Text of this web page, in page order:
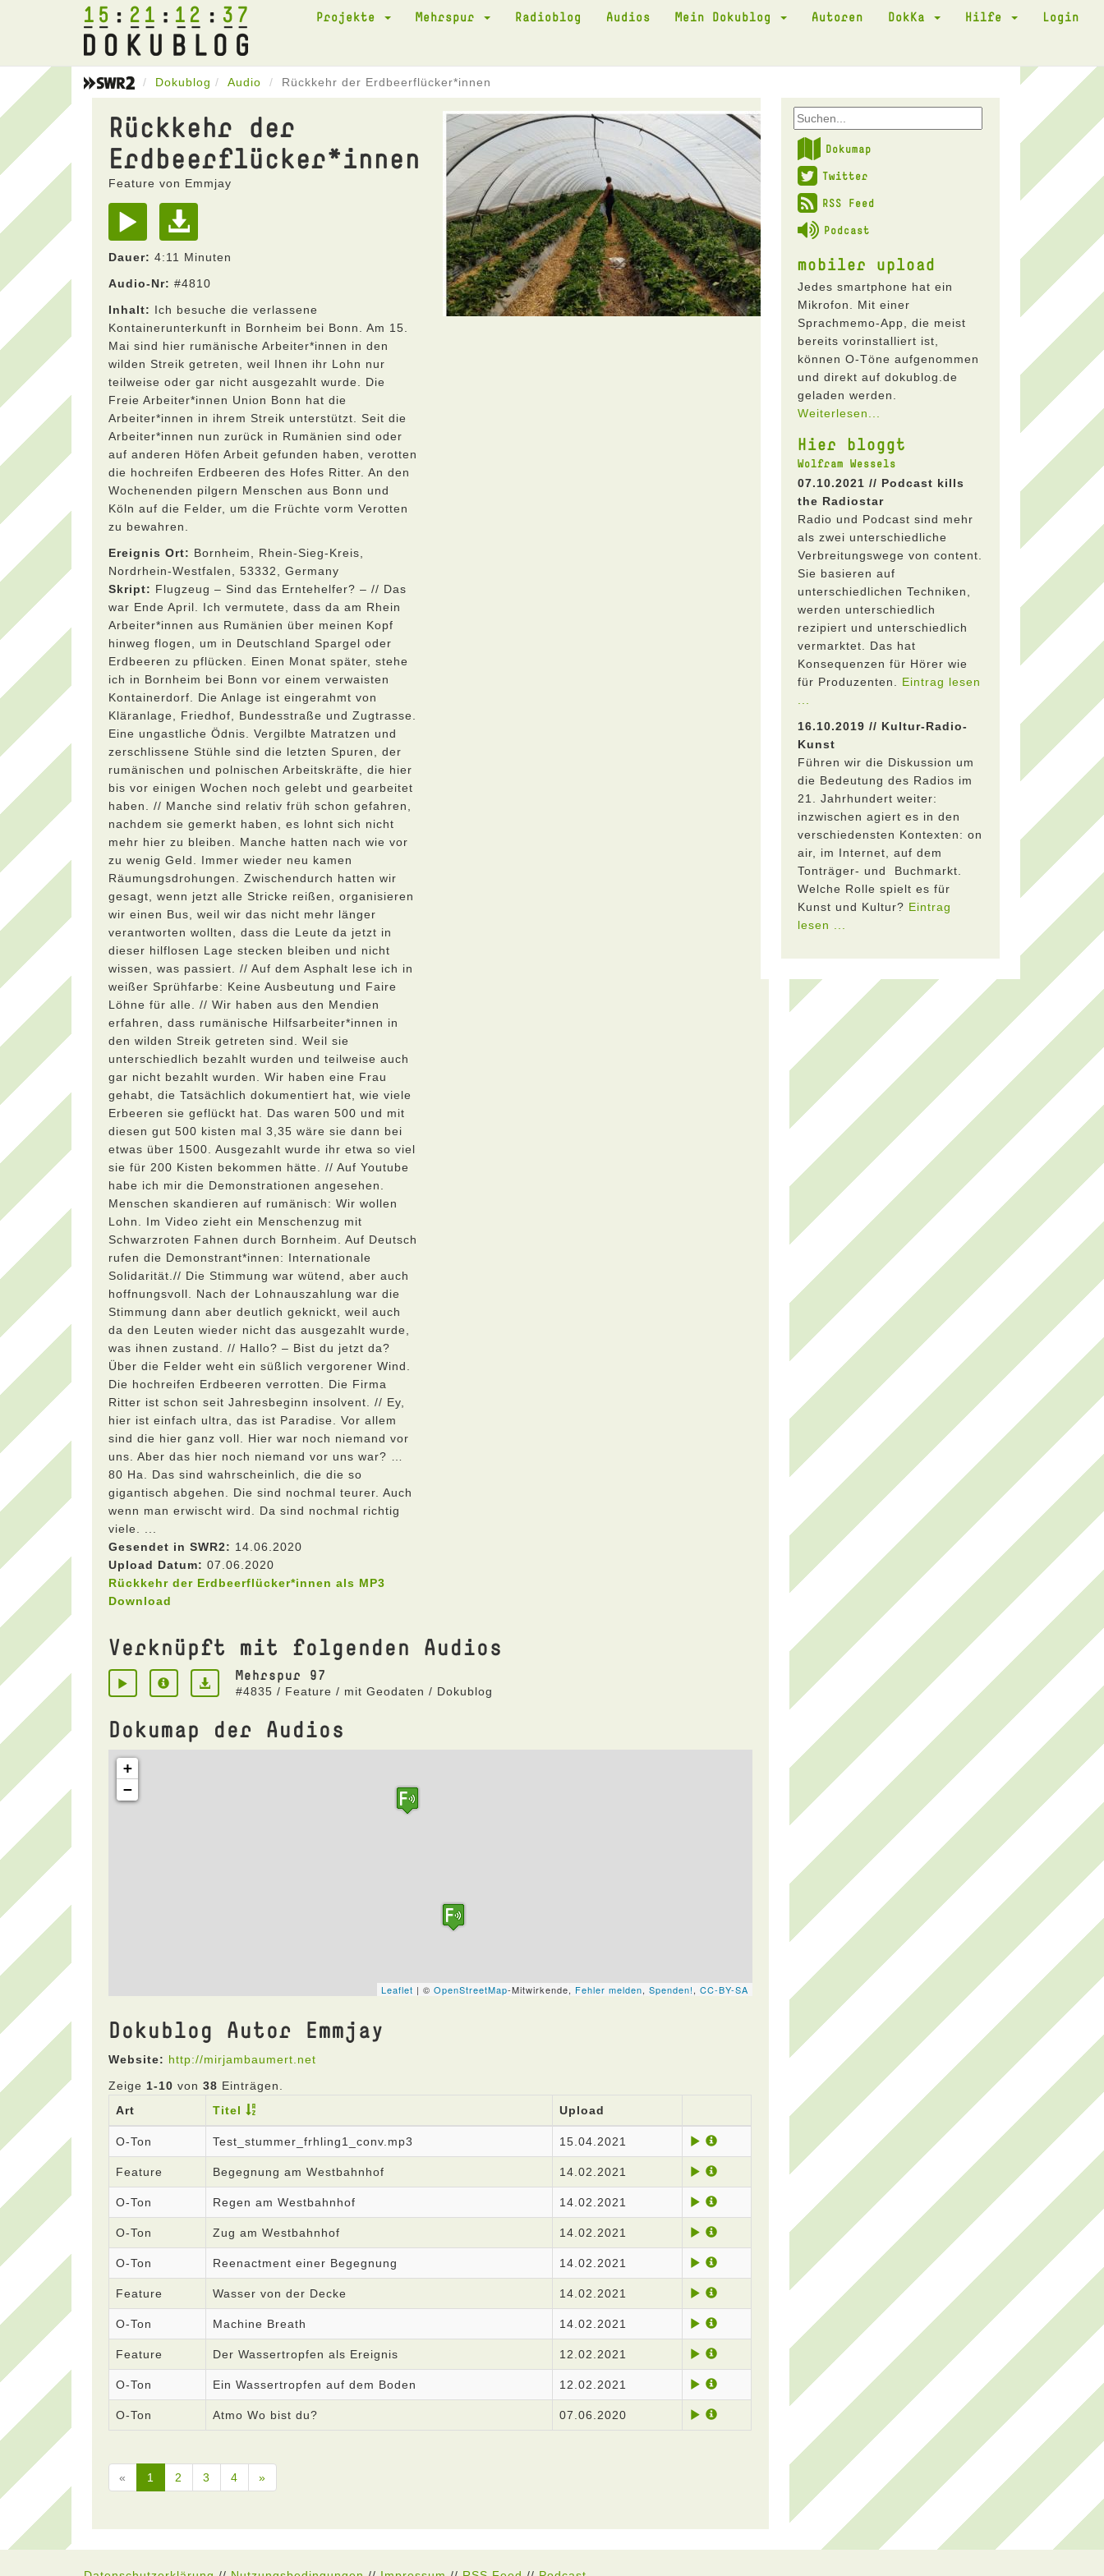
15 21 12 37 Projekte Mehrspur Radioblog Audios Mein Dokublog Autoren DokKa Hilfe Login
Dokublog Audio Rückkehr der Erdbeerflücker*innen
Rückkehr der
Erdbeerflücker*innen
Feature von Emmjay
Dauer: 4:11 Minuten
Audio-Nr: #4810
Inhalt: Ich besuche die verlassene
Kontainerunterkunft in Bornheim bei Bonn. Am 15.
Mai sind hier rumänische Arbeiter*innen in den
wilden Streik getreten, weil Ihnen ihr Lohn nur
teilweise oder gar nicht ausgezahlt wurde. Die
Freie Arbeiter*innen Union Bonn hat die
Arbeiter*innen in ihrem Streik unterstützt. Seit die
Arbeiter*innen nun zurück in Rumänien sind oder
auf anderen Höfen Arbeit gefunden haben, verotten
die hochreifen Erdbeeren des Hofes Ritter. An den
Wochenenden pilgern Menschen aus Bonn und
Köln auf die Felder, um die Früchte vorm Verotten
zu bewahren.
Ereignis Ort: Bornheim, Rhein-Sieg-Kreis,
Nordrhein-Westfalen, 53332, Germany
Skript: Flugzeug – Sind das Erntehelfer? – // Das
war Ende April. Ich vermutete, dass da am Rhein
Arbeiter*innen aus Rumänien über meinen Kopf
hinweg flogen, um in Deutschland Spargel oder
Erdbeeren zu pflücken. Einen Monat später, stehe
ich in Bornheim bei Bonn vor einem verwaisten
Kontainerdorf. Die Anlage ist eingerahmt von
Kläranlage, Friedhof, Bundesstraße und Zugtrasse.
Eine ungastliche Ödnis. Vergilbte Matratzen und
zerschlissene Stühle sind die letzten Spuren, der
rumänischen und polnischen Arbeitskräfte, die hier
bis vor einigen Wochen noch gelebt und gearbeitet
haben. // Manche sind relativ früh schon gefahren,
nachdem sie gemerkt haben, es lohnt sich nicht
mehr hier zu bleiben. Manche hatten nach wie vor
zu wenig Geld. Immer wieder neu kamen
Räumungsdrohungen. Zwischendurch hatten wir
gesagt, wenn jetzt alle Stricke reißen, organisieren
wir einen Bus, weil wir das nicht mehr länger
verantworten wollten, dass die Leute da jetzt in
dieser hilflosen Lage stecken bleiben und nicht
wissen, was passiert. // Auf dem Asphalt lese ich in
weißer Sprühfarbe: Keine Ausbeutung und Faire
Löhne für alle. // Wir haben aus den Mendien
erfahren, dass rumänische Hilfsarbeiter*innen in
den wilden Streik getreten sind. Weil sie
unterschiedlich bezahlt wurden und teilweise auch
gar nicht bezahlt wurden. Wir haben eine Frau
gehabt, die Tatsächlich dokumentiert hat, wie viele
Erbeeren sie geflückt hat. Das waren 500 und mit
diesen gut 500 kisten mal 3,35 wäre sie dann bei
etwas über 1500. Ausgezahlt wurde ihr etwa so viel
sie für 200 Kisten bekommen hätte. // Auf Youtube
habe ich mir die Demonstrationen angesehen.
Menschen skandieren auf rumänisch: Wir wollen
Lohn. Im Video zieht ein Menschenzug mit
Schwarzroten Fahnen durch Bornheim. Auf Deutsch
rufen die Demonstrant*innen: Internationale
Solidarität.// Die Stimmung war wütend, aber auch
hoffnungsvoll. Nach der Lohnauszahlung war die
Stimmung dann aber deutlich geknickt, weil auch
da den Leuten wieder nicht das ausgezahlt wurde,
was ihnen zustand. // Hallo? – Bist du jetzt da?
Über die Felder weht ein süßlich vergorener Wind.
Die hochreifen Erdbeeren verrotten. Die Firma
Ritter ist schon seit Jahresbeginn insolvent. // Ey,
hier ist einfach ultra, das ist Paradise. Vor allem
sind die hier ganz voll. Hier war noch niemand vor
uns. Aber das hier noch niemand vor uns war? …
80 Ha. Das sind wahrscheinlich, die die so
gigantisch abgehen. Die sind nochmal teurer. Auch
wenn man erwischt wird. Da sind nochmal richtig
viele. ...
Gesendet in SWR2: 14.06.2020
Upload Datum: 07.06.2020
Rückkehr der Erdbeerflücker*innen als MP3
Download
Verknüpft mit folgenden Audios
Mehrspur 97
#4835 / Feature / mit Geodaten / Dokublog
Dokumap der Audios
Dokublog Autor Emmjay
Website: http://mirjambaumert.net
Zeige 1-10 von 38 Einträgen.
Art
Titel Upload
O-Ton Test_stummer_frhling1_conv.mp3 15.04.2021
Feature Begegnung am Westbahnhof 14.02.2021
O-Ton Regen am Westbahnhof 14.02.2021
O-Ton Zug am Westbahnhof 14.02.2021
O-Ton Reenactment einer Begegnung 14.02.2021
Feature Wasser von der Decke 14.02.2021
O-Ton Machine Breath 14.02.2021
Feature Der Wassertropfen als Ereignis 12.02.2021
O-Ton Ein Wassertropfen auf dem Boden 12.02.2021
O-Ton Atmo Wo bist du? 07.06.2020
« 1 2 3 4 »
Dokumap
Twitter
RSS Feed
Podcast
mobiler upload
Jedes smartphone hat ein
Mikrofon. Mit einer
Sprachmemo-App, die meist
bereits vorinstalliert ist,
können O-Töne aufgenommen
und direkt auf dokublog.de
geladen werden.
Weiterlesen...
Hier bloggt
Wolfram Wessels
07.10.2021 // Podcast kills
the Radiostar
Radio und Podcast sind mehr
als zwei unterschiedliche
Verbreitungswege von content.
Sie basieren auf
unterschiedlichen Techniken,
werden unterschiedlich
rezipiert und unterschiedlich
vermarktet. Das hat
Konsequenzen für Hörer wie
für Produzenten. Eintrag lesen
16.10.2019 // Kultur-Radio-
Kunst
Führen wir die Diskussion um
die Bedeutung des Radios im
21. Jahrhundert weiter:
inzwischen agiert es in den
verschiedensten Kontexten: on
air, im Internet, auf dem
Tonträger- und Buchmarkt.
Welche Rolle spielt es für
Kunst und Kultur? Eintrag
lesen ...